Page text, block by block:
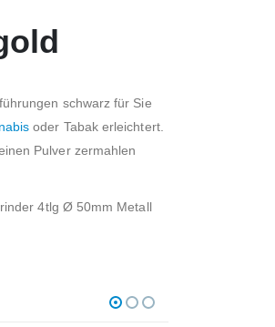
schwarz für Sie
oder Tabak erleichtert.
Pulver zermahlen
4tlg Ø 50mm Metall